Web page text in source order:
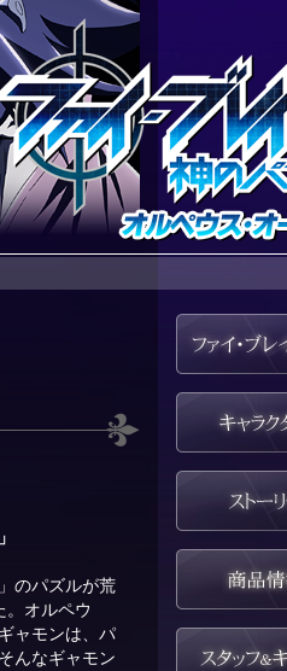
のパズルが荒
。オルペウ
ャモンは、パ
んなギャモン